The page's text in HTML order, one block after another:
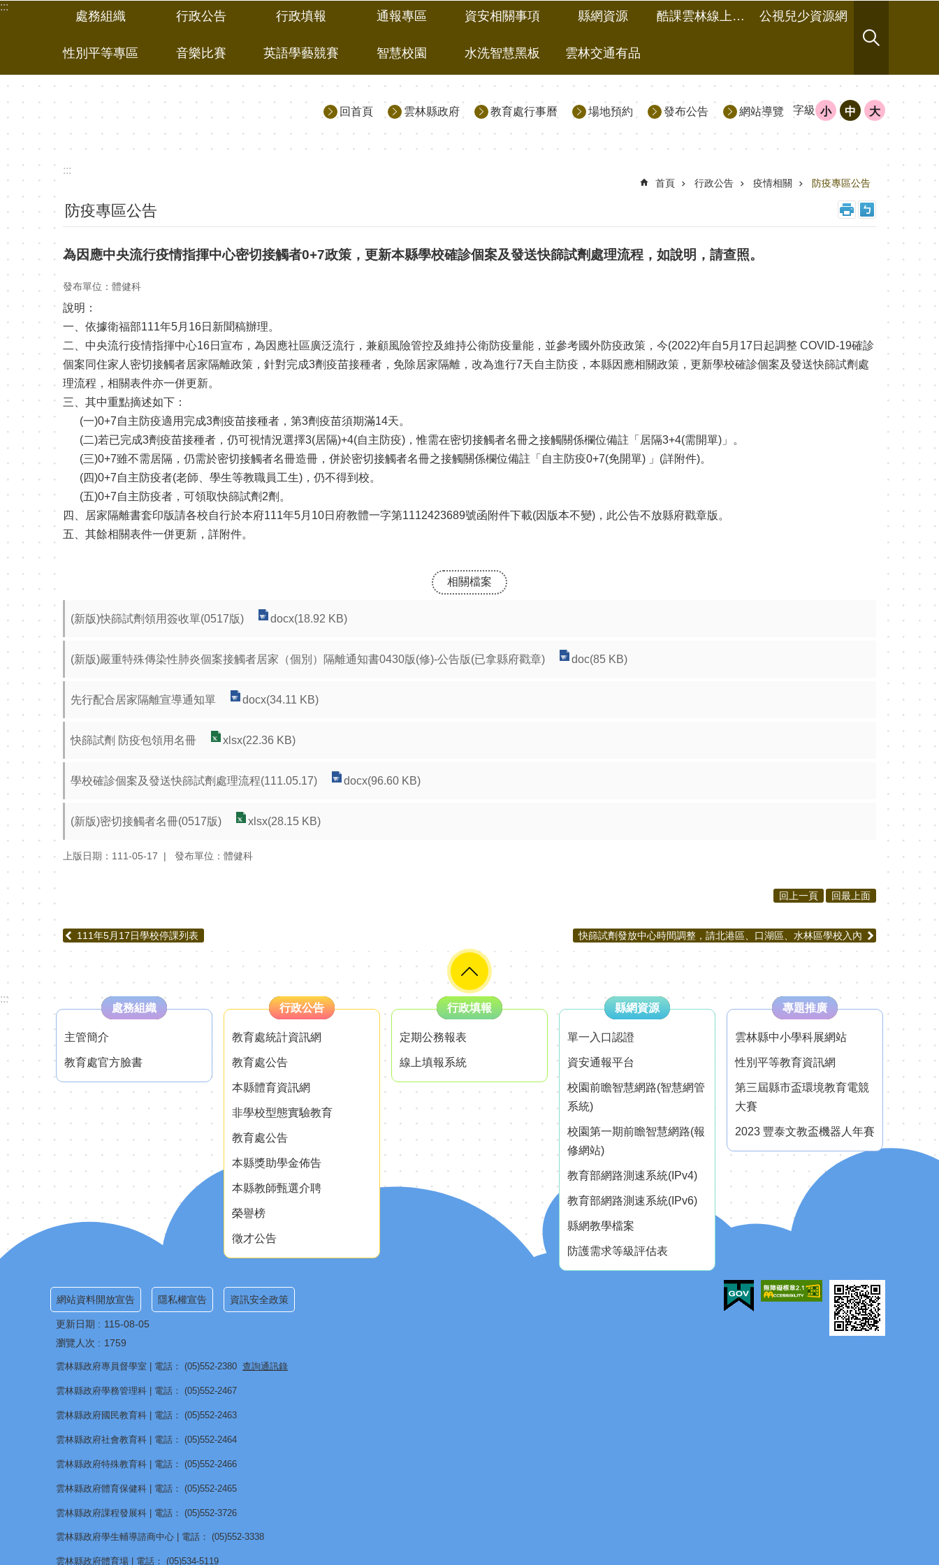
跳到主要內容區塊
:::
處務組織 行政公告 行政填報 通報專區 資安相關事項 縣網資源 酷課雲林線上教學成果分享平台 公視兒少資源網
性別平等專區 音樂比賽 英語學藝競賽 智慧校園 水洗智慧黑板 雲林交通有品
回首頁 雲林縣政府 教育處行事曆 場地預約 發布公告 網站導覽 字級 小 中 大
:::
首頁 行政公告 疫情相關 防疫專區公告
防疫專區公告
為因應中央流行疫情指揮中心密切接觸者0+7政策，更新本縣學校確診個案及發送快篩試劑處理流程，如說明，請查照。
發布單位：體健科
說明：
一、依據衛福部111年5月16日新聞稿辦理。
二、中央流行疫情指揮中心16日宣布，為因應社區廣泛流行，兼顧風險管控及維持公衛防疫量能，並參考國外防疫政策，今(2022)年自5月17日起調整 COVID-19確診
個案同住家人密切接觸者居家隔離政策，針對完成3劑疫苗接種者，免除居家隔離，改為進行7天自主防疫，本縣因應相關政策，更新學校確診個案及發送快篩試劑處
理流程，相關表件亦一併更新。
三、其中重點摘述如下：
(一)0+7自主防疫適用完成3劑疫苗接種者，第3劑疫苗須期滿14天。
(二)若已完成3劑疫苗接種者，仍可視情況選擇3(居隔)+4(自主防疫)，惟需在密切接觸者名冊之接觸關係欄位備註「居隔3+4(需開單)」。
(三)0+7雖不需居隔，仍需於密切接觸者名冊造冊，併於密切接觸者名冊之接觸關係欄位備註「自主防疫0+7(免開單) 」(詳附件)。
(四)0+7自主防疫者(老師、學生等教職員工生)，仍不得到校。
(五)0+7自主防疫者，可領取快篩試劑2劑。
四、居家隔離書套印版請各校自行於本府111年5月10日府教體一字第1112423689號函附件下載(因版本不變)，此公告不放縣府戳章版。
五、其餘相關表件一併更新，詳附件。
相關檔案
(新版)快篩試劑領用簽收單(0517版) docx(18.92 KB)
(新版)嚴重特殊傳染性肺炎個案接觸者居家（個別）隔離通知書0430版(修)-公告版(已拿縣府戳章) doc(85 KB)
先行配合居家隔離宣導通知單 docx(34.11 KB)
快篩試劑 防疫包領用名冊 xlsx(22.36 KB)
學校確診個案及發送快篩試劑處理流程(111.05.17) docx(96.60 KB)
(新版)密切接觸者名冊(0517版) xlsx(28.15 KB)
上版日期：111-05-17 發布單位：體健科
回上一頁 回最上面
111年5月17日學校停課列表 快篩試劑發放中心時間調整，請北港區、口湖區、水林區學校入內
:::
處務組織
主管簡介
教育處官方臉書
行政公告
教育處統計資訊網
教育處公告
本縣體育資訊網
非學校型態實驗教育
教育處公告
本縣獎助學金佈告
本縣教師甄選介聘
榮譽榜
徵才公告
行政填報
定期公務報表
線上填報系統
縣網資源
單一入口認證
資安通報平台
校園前瞻智慧網路(智慧網管
系統)
校園第一期前瞻智慧網路(報
修網站)
教育部網路測速系統(IPv4)
教育部網路測速系統(IPv6)
縣網教學檔案
防護需求等級評估表
專題推廣
雲林縣中小學科展網站
性別平等教育資訊網
第三屆縣市盃環境教育電競
大賽
2023 豐泰文教盃機器人年賽
網站資料開放宣告 隱私權宣告 資訊安全政策
更新日期
115-08-05
瀏覽人次
1759
雲林縣政府專員督學室 | 電話： (05)552-2380 查詢通訊錄
雲林縣政府學務管理科 | 電話： (05)552-2467
雲林縣政府國民教育科 | 電話： (05)552-2463
雲林縣政府社會教育科 | 電話： (05)552-2464
雲林縣政府特殊教育科 | 電話： (05)552-2466
雲林縣政府體育保健科 | 電話： (05)552-2465
雲林縣政府課程發展科 | 電話： (05)552-3726
雲林縣政府學生輔導諮商中心 | 電話： (05)552-3338
雲林縣政府體育場 | 電話： (05)534-5119